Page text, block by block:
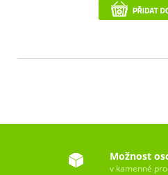
Možnost
v kamenné